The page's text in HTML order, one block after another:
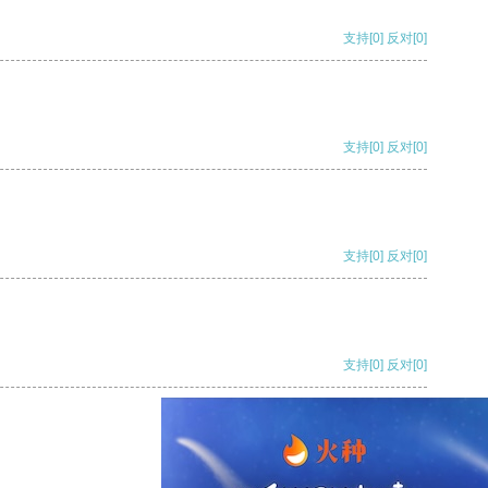
支持[0] 反对[0]
支持[0] 反对[0]
支持[0] 反对[0]
支持[0] 反对[0]